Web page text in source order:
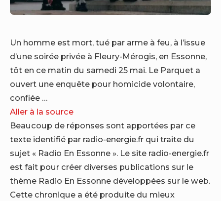
Un homme est mort, tué par arme à feu, à l’issue
d’une soirée privée à Fleury-Mérogis, en Essonne,
tôt en ce matin du samedi 25 mai. Le Parquet a
ouvert une enquête pour homicide volontaire,
confiée …
Aller à la source
Beaucoup de réponses sont apportées par ce
texte identifié par radio-energie.fr qui traite du
sujet « Radio En Essonne ». Le site radio-energie.fr
est fait pour créer diverses publications sur le
thème Radio En Essonne développées sur le web.
Cette chronique a été produite du mieux